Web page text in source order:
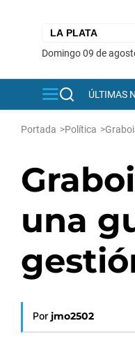
domingo 09 de
ÚLTIMAS
Portada >Política >
una
Por jmo2502